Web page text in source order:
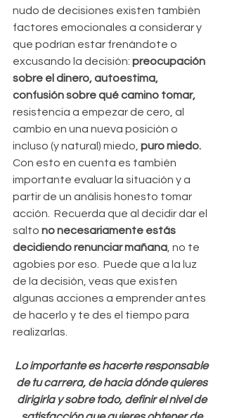
nudo de decisiones existen también
factores emocionales a considerar y
que podrían estar frenándote o
excusando la decisión: preocupación
sobre el dinero, autoestima,
confusión sobre qué camino tomar,
resistencia a empezar de cero, al
cambio en una nueva posición o
incluso (y natural) miedo, puro miedo.
Con esto en cuenta es también
importante evaluar la situación y a
partir de un análisis honesto tomar
acción.  Recuerda que al decidir dar el
salto no necesariamente estás
decidiendo renunciar mañana , no te
agobies por eso.  Puede que a la luz
de la decisión, veas que existen
algunas acciones a emprender antes
de hacerlo y te des el tiempo para
realizarlas.
Lo importante es hacerte responsable
de tu carrera, de hacia dónde quieres
dirigirla y sobre todo, definir el nivel de